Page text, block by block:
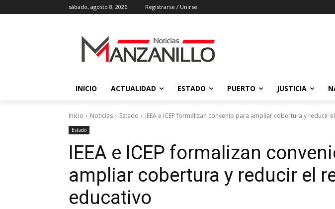
sábado, agosto 8, 2026 Registrarse / Unirse
INICIO ACTUALIDAD ESTADO PUERTO JUSTICIA
Inicio Noticias Estado IEEA e ICEP formalizan convenio para ampliar cobertura y reducir
Estado
IEEA e ICEP formalizan
ampliar cobertura y reducir el
educativo